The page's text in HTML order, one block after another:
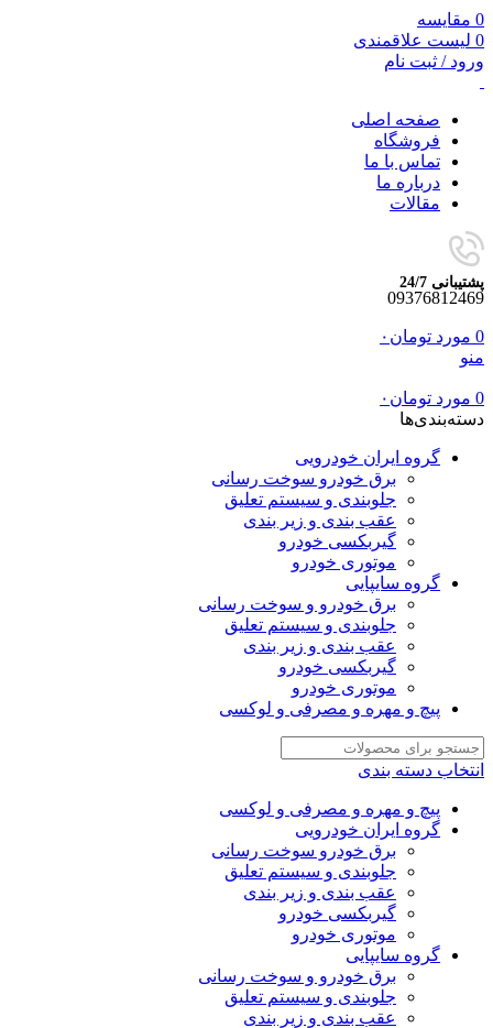
0 مقایسه
0 لیست علاقمندی
ورود / ثبت نام
صفحه اصلی
فروشگاه
تماس با ما
درباره ما
مقالات
پشتیبانی 24/7
09376812469
0 مورد تومان ۰
منو
0 مورد تومان ۰
دسته‌بندی‌ها
گروه ایران خودرویی
برق خودرو سوخت رسانی
جلوبندی و سیستم تعلیق
عقب بندی و زیر بندی
گیربکسی خودرو
موتوری خودرو
گروه سایپایی
برق خودرو و سوخت رسانی
جلوبندی و سیستم تعلیق
عقب بندی و زیر بندی
گیربکسی خودرو
موتوری خودرو
پیچ و مهره و مصرفی و لوکسی
انتخاب دسته بندی
پیچ و مهره و مصرفی و لوکسی
گروه ایران خودرویی
برق خودرو سوخت رسانی
جلوبندی و سیستم تعلیق
عقب بندی و زیر بندی
گیربکسی خودرو
موتوری خودرو
گروه سایپایی
برق خودرو و سوخت رسانی
جلوبندی و سیستم تعلیق
عقب بندی و زیر بندی